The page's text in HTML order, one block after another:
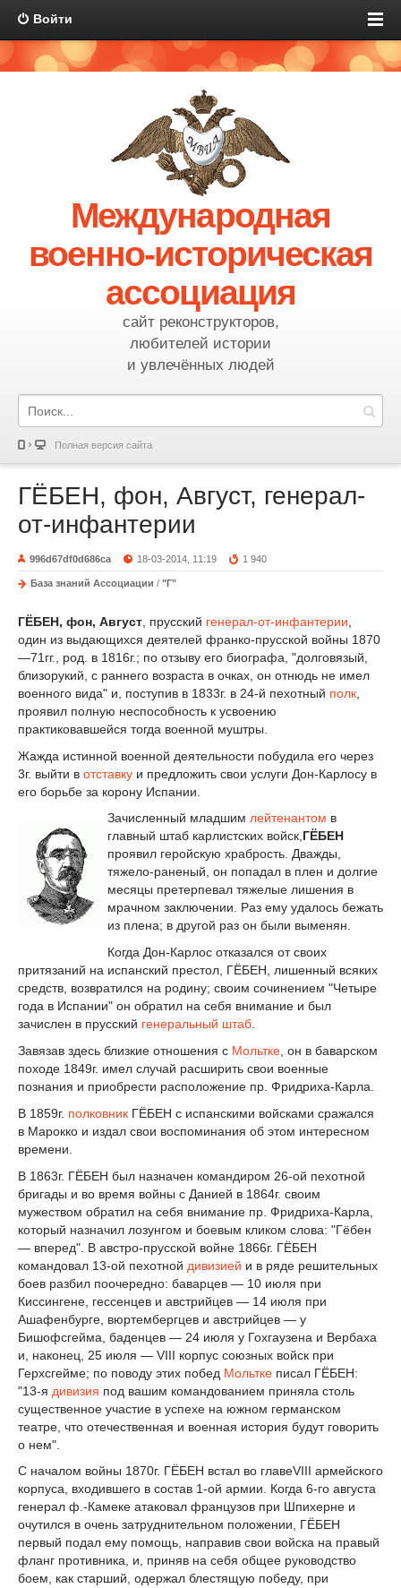
Войти
Международная
военно-историческая
ассоциация
сайт реконструкторов,
любителей истории
и увлечённых людей
Полная версия сайта
ГЁБЕН, фон, Август, генерал-
от-инфантерии
996d67df0d686ca 18-03-2014, 11:19 1 940
База знаний Ассоциации / "Г"
ГЁБЕН, фон, Август , прусский генерал-от-инфантерии
один из выдающихся деятелей франко-прусской войны 1870
—71гг., род. в 1816г.; по отзыву его биографа, "долговязый,
близорукий, с раннего возраста в очках, он отнюдь не имел
военного вида" и, поступив в 1833г. в 24-й пехотный полк
проявил полную неспособность к усвоению
практиковавшейся тогда военной муштры.
Жажда истинной военной деятельности побудила его через
3г. выйти в отставку и предложить свои услуги Дон-Карлосу в
его борьбе за корону Испании.
Зачисленный младшим лейтенантом в
главный штаб карлистских войск,ГЁБЕН
проявил геройскую храбрость. Дважды,
тяжело-раненый, он попадал в плен и долгие
месяцы претерпевал тяжелые лишения в
мрачном заключении. Раз ему удалось бежать
из плена; в другой раз он были выменян.
Когда Дон-Карлос отказался от своих
притязаний на испанский престол, ГЁБЕН, лишенный всяких
средств, возвратился на родину; своим сочинением "Четыре
года в Испании" он обратил на себя внимание и был
зачислен в прусский генеральный штаб
Завязав здесь близкие отношения с Мольтке , он в баварском
походе 1849г. имел случай расширить свои военные
познания и приобрести расположение пр. Фридриха-Карла.
В 1859г. полковник ГЁБЕН с испанскими войсками сражался
в Марокко и издал свои воспоминания об этом интересном
времени.
В 1863г. ГЁБЕН был назначен командиром 26-ой пехотной
бригады и во время войны с Данией в 1864г. своим
мужеством обратил на себя внимание пр. Фридриха-Карла,
который назначил лозунгом и боевым кликом слова: "Гёбен
— вперед". В австро-прусской войне 1866г. ГЁБЕН
командовал 13-ой пехотной дивизией и в ряде решительных
боев разбил поочередно: баварцев — 10 июля при
Киссингене, гессенцев и австрийцев — 14 июля при
Ашафенбурге, вюртембергцев и австрийцев — у
Бишофсгейма, баденцев — 24 июля у Гохгаузена и Вербаха
и, наконец, 25 июля — VIII корпус союзных войск при
Герхсгейме; по поводу этих побед Мольтке писал ГЁБЕН:
"13-я дивизия под вашим командованием приняла столь
существенное участие в успехе на южном германском
театре, что отечественная и военная история будут говорить
о нем".
С началом войны 1870г. ГЁБЕН встал во главеVIII армейского
корпуса, входившего в состав 1-ой армии. Когда 6-го августа
генерал ф.-Камеке атаковал французов при Шпихерне и
очутился в очень затруднительном положении, ГЁБЕН
первый подал ему помощь, направив свои войска на правый
фланг противника, и, приняв на себя общее руководство
боем, как старший, одержал блестящую победу, при